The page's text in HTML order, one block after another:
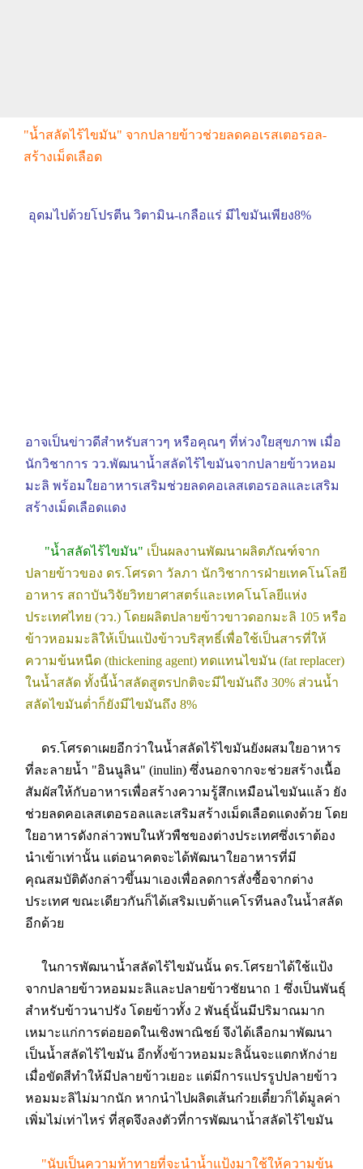
"น้ำสลัดไร้ไขมัน" จากปลายข้าวช่วยลดคอเรสเตอรอล-
สร้างเม็ดเลือด
อุดมไปด้วยโปรตีน วิตามิน-เกลือแร่ มีไขมันเพียง8%
อาจเป็นข่าวดีสำหรับสาวๆ หรือคุณๆ ที่ห่วงใยสุขภาพ เมื่อ
นักวิชาการ วว.พัฒนาน้ำสลัดไร้ไขมันจากปลายข้าวหอม
มะลิ พร้อมใยอาหารเสริมช่วยลดคอเลสเตอรอลและเสริม
สร้างเม็ดเลือดแดง
"น้ำสลัดไร้ไขมัน" เป็นผลงานพัฒนาผลิตภัณฑ์จาก
ปลายข้าวของ ดร.โศรดา วัลภา นักวิชาการฝ่ายเทคโนโลยี
อาหาร สถาบันวิจัยวิทยาศาสตร์และเทคโนโลยีแห่ง
ประเทศไทย (วว.) โดยผลิตปลายข้าวขาวดอกมะลิ 105 หรือ
ข้าวหอมมะลิให้เป็นแป้งข้าวบริสุทธิ์เพื่อใช้เป็นสารที่ให้
ความข้นหนืด (thickening agent) ทดแทนไขมัน (fat replacer)
ในน้ำสลัด ทั้งนี้น้ำสลัดสูตรปกติจะมีไขมันถึง 30% ส่วนน้ำ
สลัดไขมันต่ำก็ยังมีไขมันถึง 8%
ดร.โศรดาเผยอีกว่าในน้ำสลัดไร้ไขมันยังผสมใยอาหาร
ที่ละลายน้ำ "อินนูลิน" (inulin) ซึ่งนอกจากจะช่วยสร้างเนื้อ
สัมผัสให้กับอาหารเพื่อสร้างความรู้สึกเหมือนไขมันแล้ว ยัง
ช่วยลดคอเลสเตอรอลและเสริมสร้างเม็ดเลือดแดงด้วย โดย
ใยอาหารดังกล่าวพบในหัวพืชของต่างประเทศซึ่งเราต้อง
นำเข้าเท่านั้น แต่อนาคตจะได้พัฒนาใยอาหารที่มี
คุณสมบัติดังกล่าวขึ้นมาเองเพื่อลดการสั่งซื้อจากต่าง
ประเทศ ขณะเดียวกันก็ได้เสริมเบต้าแคโรทีนลงในน้ำสลัด
อีกด้วย
ในการพัฒนาน้ำสลัดไร้ไขมันนั้น ดร.โศรยาได้ใช้แป้ง
จากปลายข้าวหอมมะลิและปลายข้าวชัยนาถ 1 ซึ่งเป็นพันธุ์
สำหรับข้าวนาปรัง โดยข้าวทั้ง 2 พันธุ์นั้นมีปริมาณมาก
เหมาะแก่การต่อยอดในเชิงพาณิชย์ จึงได้เลือกมาพัฒนา
เป็นน้ำสลัดไร้ไขมัน อีกทั้งข้าวหอมมะลินั้นจะแตกหักง่าย
เมื่อขัดสีทำให้มีปลายข้าวเยอะ แต่มีการแปรรูปปลายข้าว
หอมมะลิไม่มากนัก หากนำไปผลิตเส้นก๋วยเตี๋ยวก็ได้มูลค่า
เพิ่มไม่เท่าไหร่ ที่สุดจึงลงตัวที่การพัฒนาน้ำสลัดไร้ไขมัน
"นับเป็นความท้าทายที่จะนำน้ำแป้งมาใช้ให้ความข้น